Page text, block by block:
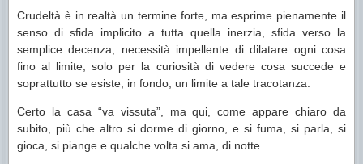
Crudeltà è in realtà un termine forte, ma esprime pienamente il
senso di sfida implicito a tutta quella inerzia, sfida verso la
semplice decenza, necessità impellente di dilatare ogni cosa
fino al limite, solo per la curiosità di vedere cosa succede e
soprattutto se esiste, in fondo, un limite a tale tracotanza.
Certo la casa “va vissuta”, ma qui, come appare chiaro da
subito, più che altro si dorme di giorno, e si fuma, si parla, si
gioca, si piange e qualche volta si ama, di notte.